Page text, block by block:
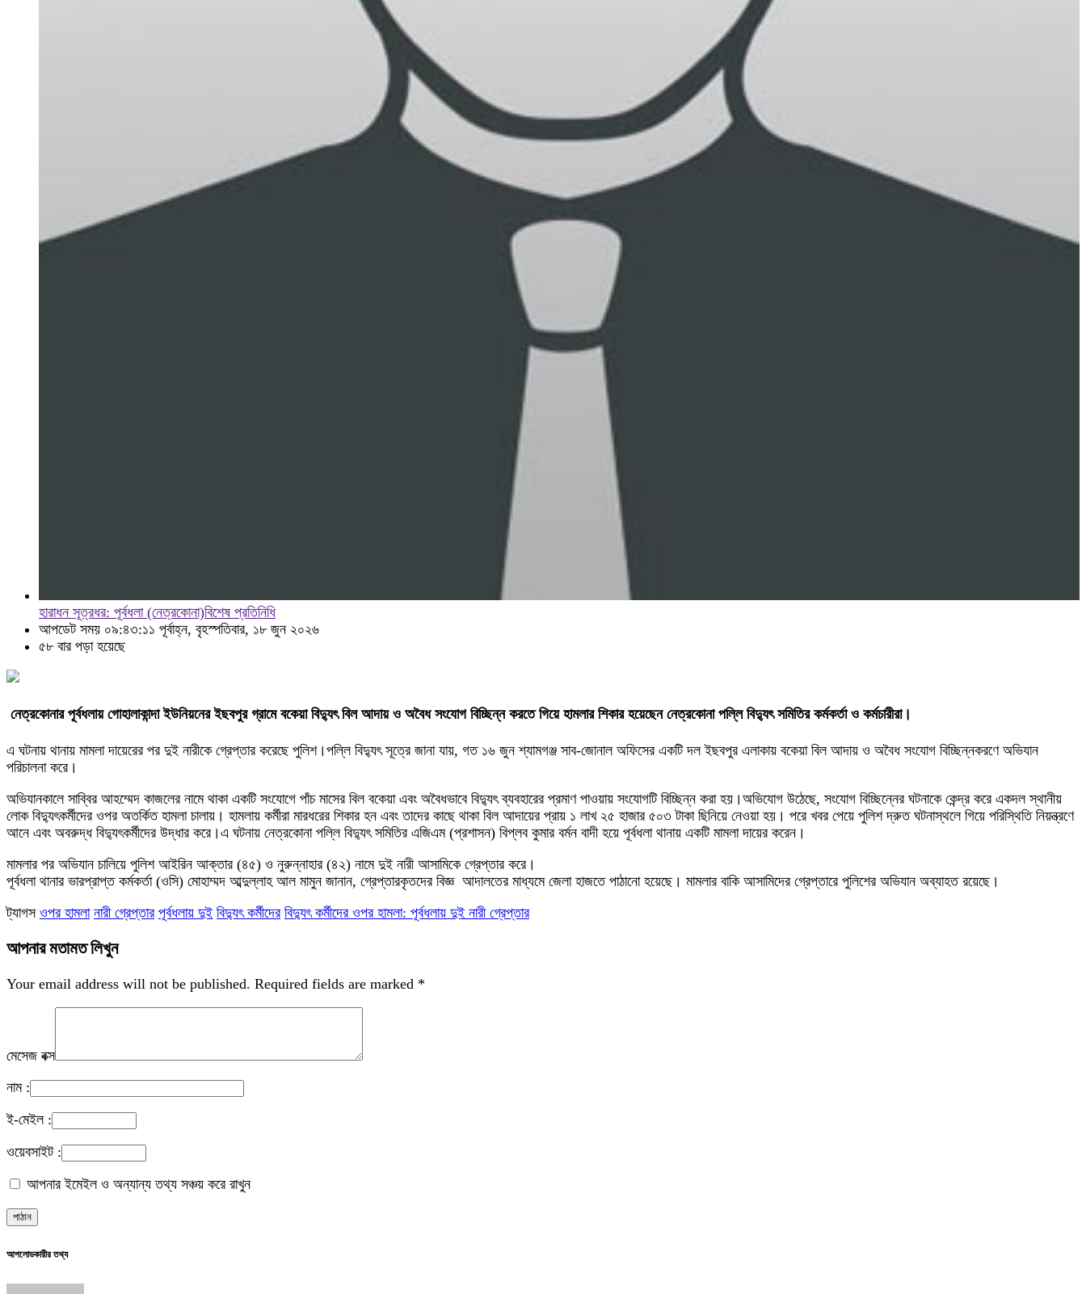
হারাধন সূত্রধর: পূর্বধলা (নেত্রকোনা)বিশেষ প্রতিনিধি
আপডেট সময় ০৯:৪৩:১১ পূর্বাহ্ন, বৃহস্পতিবার, ১৮ জুন ২০২৬
৫৮ বার পড়া হয়েছে
নেত্রকোনার পূর্বধলায় গোহালাকান্দা ইউনিয়নের ইছবপুর গ্রামে বকেয়া বিদ্যুৎ বিল আদায় ও অবৈধ সংযোগ বিচ্ছিন্ন করতে গিয়ে হামলার শিকার হয়েছেন নেত্রকোনা পল্লি বিদ্যুৎ সমিতির কর্মকর্তা ও কর্মচারীরা।
এ ঘটনায় থানায় মামলা দায়েরের পর দুই নারীকে গ্রেপ্তার করেছে পুলিশ।​পল্লি বিদ্যুৎ সূত্রে জানা যায়, গত ১৬ জুন শ্যামগঞ্জ সাব-জোনাল অফিসের একটি দল ইছবপুর এলাকায় বকেয়া বিল আদায় ও অবৈধ সংযোগ বিচ্ছিন্নকরণে অভিযান
পরিচালনা করে।
অভিযানকালে সাব্বির আহম্মেদ কাজলের নামে থাকা একটি সংযোগে পাঁচ মাসের বিল বকেয়া এবং অবৈধভাবে বিদ্যুৎ ব্যবহারের প্রমাণ পাওয়ায় সংযোগটি বিচ্ছিন্ন করা হয়।​অভিযোগ উঠেছে, সংযোগ বিচ্ছিন্নের ঘটনাকে কেন্দ্র করে একদল স্থানীয়
লোক বিদ্যুৎকর্মীদের ওপর অতর্কিত হামলা চালায়। হামলায় কর্মীরা মারধরের শিকার হন এবং তাদের কাছে থাকা বিল আদায়ের প্রায় ১ লাখ ২৫ হাজার ৫০৩ টাকা ছিনিয়ে নেওয়া হয়। পরে খবর পেয়ে পুলিশ দ্রুত ঘটনাস্থলে গিয়ে পরিস্থিতি নিয়ন্ত্রণে
আনে এবং অবরুদ্ধ বিদ্যুৎকর্মীদের উদ্ধার করে।​এ ঘটনায় নেত্রকোনা পল্লি বিদ্যুৎ সমিতির এজিএম (প্রশাসন) বিপ্লব কুমার বর্মন বাদী হয়ে পূর্বধলা থানায় একটি মামলা দায়ের করেন।
মামলার পর অভিযান চালিয়ে পুলিশ আইরিন আক্তার (৪৫) ও নুরুন্নাহার (৪২) নামে দুই নারী আসামিকে গ্রেপ্তার করে।
পূর্বধলা থানার ভারপ্রাপ্ত কর্মকর্তা (ওসি) মোহাম্মদ আব্দুল্লাহ আল মামুন জানান, গ্রেপ্তারকৃতদের বিজ্ঞ আদালতের মাধ্যমে জেলা হাজতে পাঠানো হয়েছে। মামলার বাকি আসামিদের গ্রেপ্তারে পুলিশের অভিযান অব্যাহত রয়েছে।
ট্যাগস ওপর হামলা নারী গ্রেপ্তার পূর্বধলায় দুই বিদ্যুৎ কর্মীদের বিদ্যুৎ কর্মীদের ওপর হামলা: পূর্বধলায় দুই নারী গ্রেপ্তার
আপনার মতামত লিখুন
Your email address will not be published. Required fields are marked *
মেসেজ বক্স
নাম :
ই-মেইল :
ওয়েবসাইট :
আপনার ইমেইল ও অন্যান্য তথ্য সঞ্চয় করে রাখুন
আপলোডকারীর তথ্য